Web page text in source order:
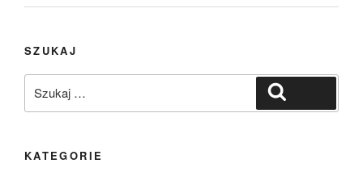
SZUKAJ
KATEGORIE